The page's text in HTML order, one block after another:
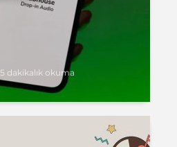
5 dakikalık okuma